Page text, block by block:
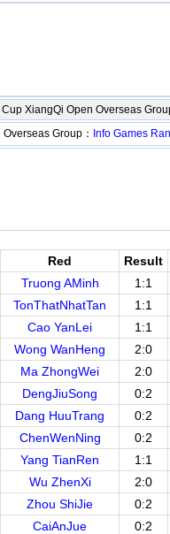
XiangQi Open Overseas
Group： Info Games
Red
Result
Truong AMinh
1:1
TonThatNhatTan
1:1
Cao YanLei
1:1
Wong WanHeng
2:0
Ma ZhongWei
2:0
DengJiuSong
0:2
Dang HuuTrang
0:2
ChenWenNing
0:2
Yang TianRen
1:1
Wu ZhenXi
2:0
Zhou ShiJie
0:2
CaiAnJue
0:2